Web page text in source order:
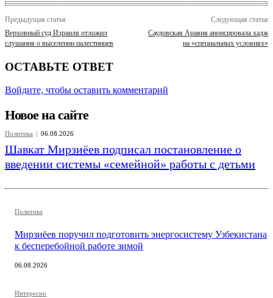
Предыдущая статья
Верховный суд Израиля отложил
слушания о выселении палестинцев
Следующая статья
Саудовская Аравия анонсировала хадж
на «специальных условиях»
ОСТАВЬТЕ ОТВЕТ
Войдите, чтобы оставить комментарий
Новое на сайте
Политика 06.08.2026
Шавкат Мирзиёев подписал постановление о
введении системы «семейной» работы с детьми
Политика
Мирзиёев поручил подготовить энергосистему Узбекистана
к бесперебойной работе зимой
06.08.2026
Интересно